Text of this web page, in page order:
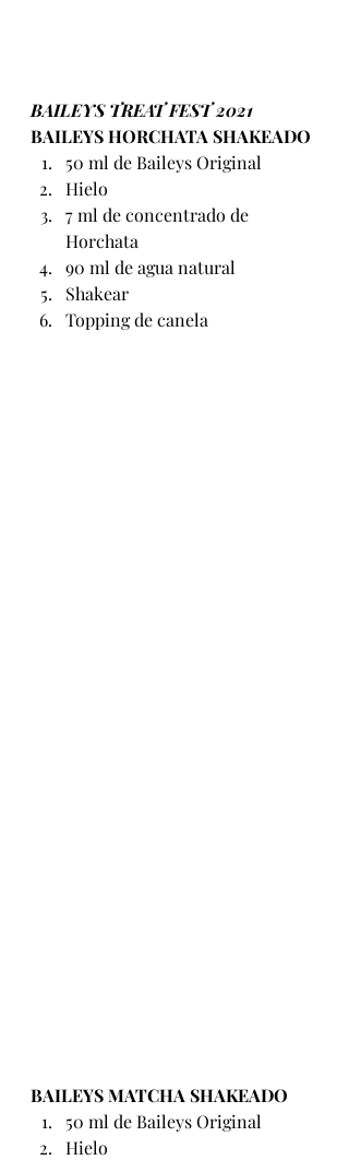
BAILEYS TREAT FEST 2021
BAILEYS HORCHATA SHAKEADO
50 ml de Baileys Original
Hielo
7 ml de concentrado de
Horchata
90 ml de agua natural
Shakear
Topping de canela
BAILEYS MATCHA SHAKEADO
50 ml de Baileys Original
Hielo